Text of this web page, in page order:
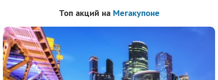
Топ акций на Мегакупоне